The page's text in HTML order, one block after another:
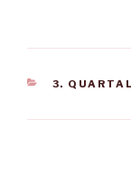
3.